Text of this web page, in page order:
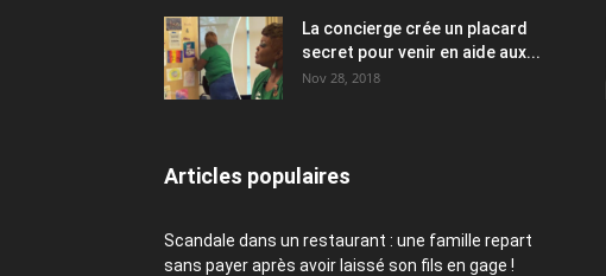
La concierge crée un placard
secret pour venir en aide aux...
Nov 28, 2018
Articles populaires
Scandale dans un restaurant : une famille repart
sans payer après avoir laissé son fils en gage !